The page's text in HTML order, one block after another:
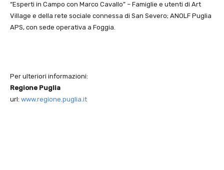
“Esperti in Campo con Marco Cavallo” – Famiglie e utenti di Art
Village e della rete sociale connessa di San Severo; ANOLF Puglia
APS, con sede operativa a Foggia.
Per ulteriori informazioni:
Regione Puglia
url: www.regione.puglia.it